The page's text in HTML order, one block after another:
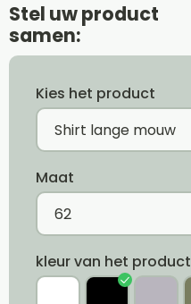
Stel uw product
samen:
Kies het product
Maat
kleur van het product